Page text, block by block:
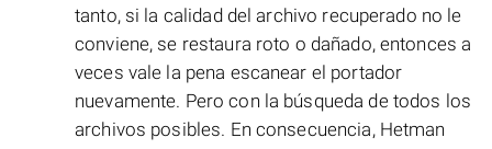
tanto, si la calidad del archivo recuperado no le
conviene, se restaura roto o dañado, entonces a
veces vale la pena escanear el portador
nuevamente. Pero con la búsqueda de todos los
archivos posibles. En consecuencia, Hetman